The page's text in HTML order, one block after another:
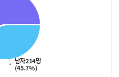
남자214명
(45.7%)